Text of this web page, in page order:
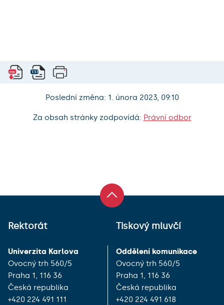
Poslední změna: 1. února 2023, 09:10
Za obsah stránky zodpovídá: Právní odbor
Rektorát
Univerzita Karlova
Ovocný trh 560/5
Praha 1, 116 36
Česká republika
+420 224 491 111
Tiskový mluvčí
Oddělení komunikace
Ovocný trh 560/5
Praha 1, 116 36
Česká republika
+420 224 491 618